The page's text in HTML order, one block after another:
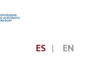
ES EN